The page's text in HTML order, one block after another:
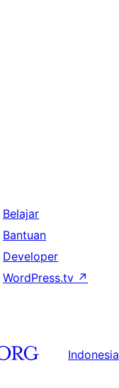
Belajar
Bantuan
Developer
WordPress.tv ↗
Indonesia